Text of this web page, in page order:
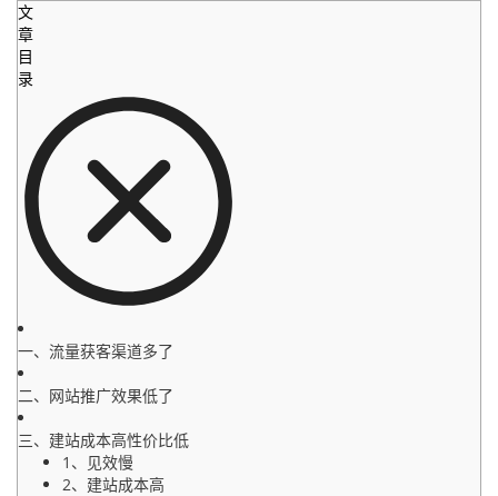
文
章
目
录
一、流量获客渠道多了
二、网站推广效果低了
三、建站成本高性价比低
1、见效慢
2、建站成本高